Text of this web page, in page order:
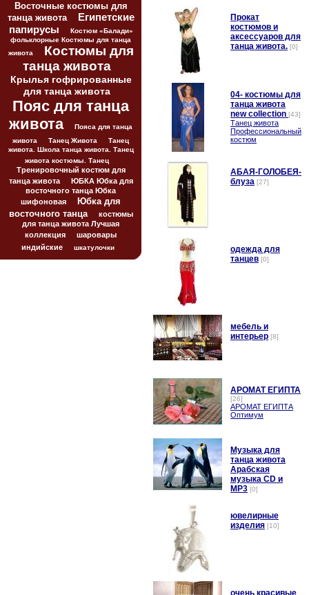
Восточные костюмы для
танца живота
Египетские
папирусы
Костюм «Балади»
фольклорные Костюмы для танца
живота
Костюмы для
танца живота
Крылья гофрированные
для танца живота
Пояс для танца
живота
Пояса для танца
живота
Танец Живота
Танец
живота. Школа танца живота. Танец
живота костюмы. Танец
Тренировочный костюм для
танца живота
ЮБКА Юбка для
восточного танца Юбка
шифоновая
Юбка для
восточного танца
костюмы
для танца живота Лучшая
коллекция
шаровары
индийские
шкатулочки
Прокат
костюмов и
аксессуаров для
танца живота. [0]
04- костюмы для
танца живота
new collection [43]
Танец живота
Профессиональный
костюм
АБАЯ-ГОЛОБЕЯ-
блуза [27]
одежда для
танцев [0]
мебель и
интерьер [8]
АРОМАТ ЕГИПТА
[26]
АРОМАТ ЕГИПТА
Оптимум
Музыка для
танца живота
Арабская
музыка CD и
MP3 [0]
ювелирные
изделия [10]
очень красивые